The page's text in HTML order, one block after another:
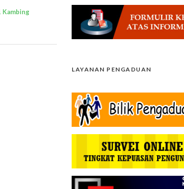
Kambing
LAYANAN PENGADUAN